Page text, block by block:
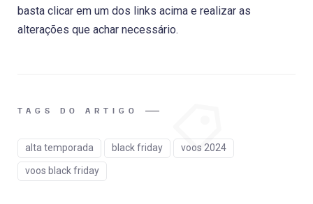
basta clicar em um dos links acima e realizar as
alterações que achar necessário.
TAGS DO ARTIGO
alta temporada black friday voos 2024
voos black friday